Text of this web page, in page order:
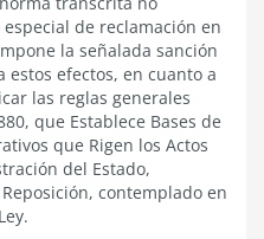
de reclamación en
la señalada sanción
efectos, en cuanto a
las reglas generales
que Establece Bases de
que Rigen los Actos
del Estado,
contemplado en